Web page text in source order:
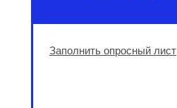
Заполнить опросный лист